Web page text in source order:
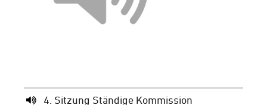
4. Sitzung Ständige Kommission